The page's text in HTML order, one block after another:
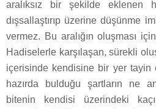
aralıksız bir şekilde eklenen
dışsallaştırıp üzerine düşünme
vermez. Bu aralığın oluşması
Hadiselerle karşılaşan, sürekli
içerisinde kendisine bir yer tayin
hazırda bulduğu şartların ne
bitenin kendisi üzerindeki